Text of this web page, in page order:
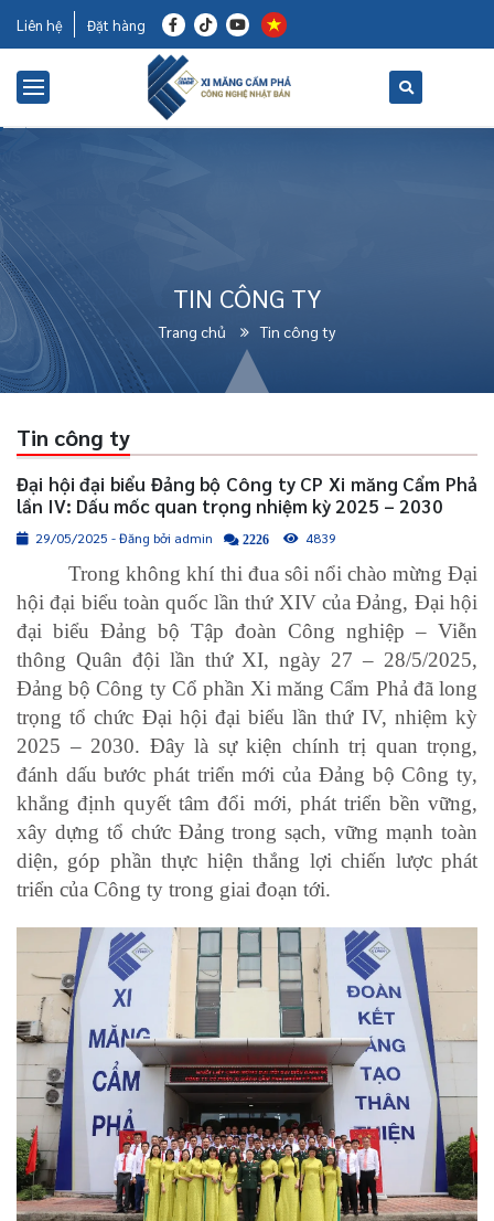
Liên hệ Đặt hàng
TIN CÔNG TY
Trang chủ Tin công ty
Tin công ty
Đại hội đại biểu Đảng bộ Công ty CP Xi măng Cẩm Phả
lần IV: Dấu mốc quan trọng nhiệm kỳ 2025 – 2030
29/05/2025 - Đăng bởi admin 2226 4839
Trong không khí thi đua sôi nổi chào mừng Đại
hội đại biểu toàn quốc lần thứ XIV của Đảng, Đại hội
đại biểu Đảng bộ Tập đoàn Công nghiệp – Viễn
thông Quân đội lần thứ XI, ngày 27 – 28/5/2025,
Đảng bộ Công ty Cổ phần Xi măng Cẩm Phả đã long
trọng tổ chức Đại hội đại biểu lần thứ IV, nhiệm kỳ
2025 – 2030. Đây là sự kiện chính trị quan trọng,
đánh dấu bước phát triển mới của Đảng bộ Công ty,
khẳng định quyết tâm đổi mới, phát triển bền vững,
xây dựng tổ chức Đảng trong sạch, vững mạnh toàn
diện, góp phần thực hiện thắng lợi chiến lược phát
triển của Công ty trong giai đoạn tới.